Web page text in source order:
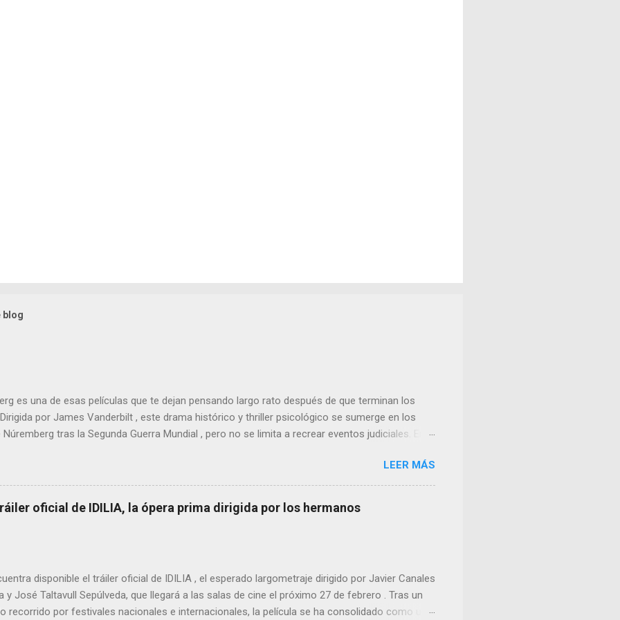
blog
es una de esas películas que te dejan pensando largo rato después de que terminan los
por James Vanderbilt , este drama histórico y thriller psicológico se sumerge en los
tras la Segunda Guerra Mundial , pero no se limita a recrear eventos judiciales. En
LEER MÁS
oficial de IDILIA, la ópera prima dirigida por los hermanos
disponible el tráiler oficial de IDILIA , el esperado largometraje dirigido por Javier Canales
y José Taltavull Sepúlveda, que llegará a las salas de cine el próximo 27 de febrero . Tras un
recorrido por festivales nacionales e internacionales, la película se ha consolidado como una